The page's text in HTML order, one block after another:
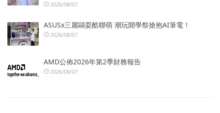
2026/08/07
ASUSx三麗鷗耍酷聯萌 潮玩開學祭搶抱AI筆電！
2026/08/07
AMD公佈2026年第2季財務報告
2026/08/07